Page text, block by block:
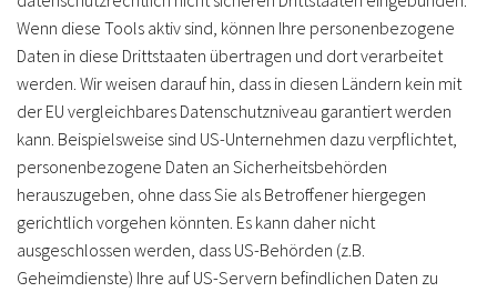
Wenn diese Tools aktiv sind, können Ihre personenbezogene
Daten in diese Drittstaaten übertragen und dort verarbeitet
werden. Wir weisen darauf hin, dass in diesen Ländern kein mit
der EU vergleichbares Datenschutzniveau garantiert werden
kann. Beispielsweise sind US-Unternehmen dazu verpflichtet,
personenbezogene Daten an Sicherheitsbehörden
herauszugeben, ohne dass Sie als Betroffener hiergegen
gerichtlich vorgehen könnten. Es kann daher nicht
ausgeschlossen werden, dass US-Behörden (z.B.
Geheimdienste) Ihre auf US-Servern befindlichen Daten zu